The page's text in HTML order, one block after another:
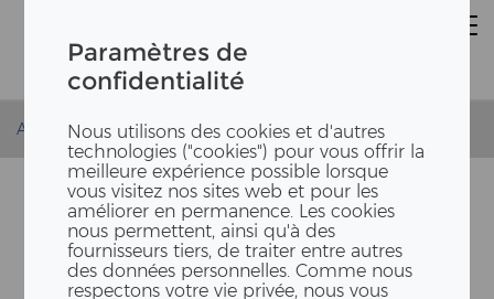
Paramètres de
confidentialité
Nous utilisons des cookies et d'autres
technologies ("cookies") pour vous offrir la
meilleure expérience possible lorsque
vous visitez nos sites web et pour les
améliorer en permanence. Les cookies
nous permettent, ainsi qu'à des
fournisseurs tiers, de traiter entre autres
des données personnelles. Comme nous
respectons votre vie privée, nous vous
Accueil Actualités Site à Berne